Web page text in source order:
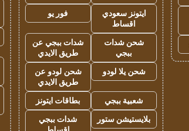
ايتونز سعودي
اقساط
فور يو
شحن شدات
ببجي
شدات ببجي عن
طريق الايدي
شحن يلا لودو
شحن لودو عن
طريق الايدي
شعبية ببجي
بطاقات ايتونز
بلايستيشن ستور
شدات ببجي